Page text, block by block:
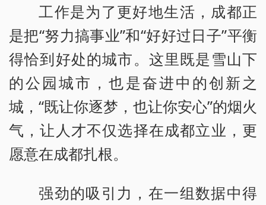
工作是为了更好地生活，成都正
是把“努力搞事业”和“好好过日子”平衡
得恰到好处的城市。这里既是雪山下
的公园城市，也是奋进中的创新之
城，“既让你逐梦，也让你安心”的烟火
气，让人才不仅选择在成都立业，更
愿意在成都扎根。
强劲的吸引力，在一组数据中得